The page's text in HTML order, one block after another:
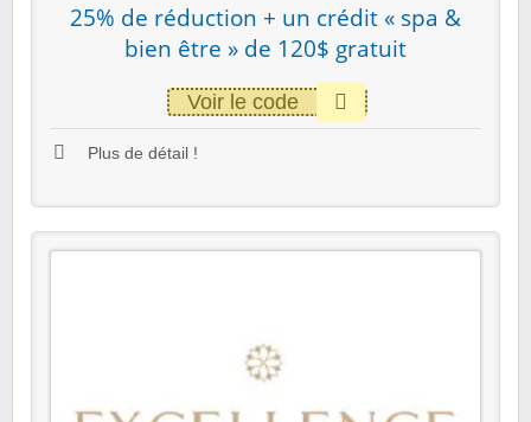
25% de réduction + un crédit « spa &
bien être » de 120$ gratuit
Voir le code
Plus de détail !